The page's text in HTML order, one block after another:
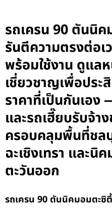
รถเครน 90 ตันนิ
รันตีความตรงต่อ
พร้อมใช้งาน ดูแล
เชี่ยวชาญเพื่อประ
ราคาที่เป็นกันเอง
และรถเฮี๊ยบรับจ้า
ครอบคลุมพื้นที่ชล
ฉะเชิงเทรา และนิ
ตะวันออก
รถเครน 90 ตันนิคมอมตะซิ